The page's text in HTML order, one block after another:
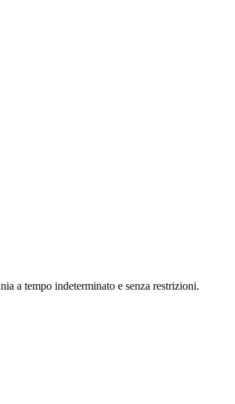
a tempo indeterminato e senza restrizioni.